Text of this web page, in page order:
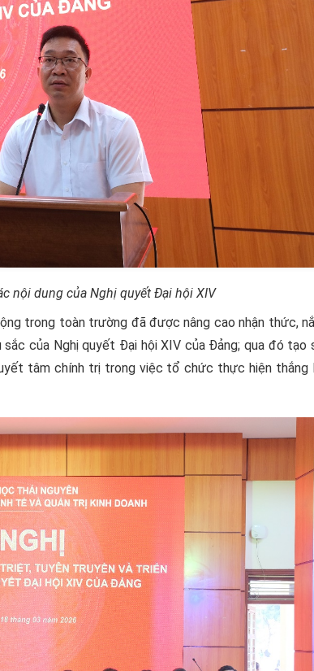
nội dung của Nghị quyết Đại hội XIV
trong toàn trường đã được nâng cao nhận thức,
của Nghị quyết Đại hội XIV của Đảng; qua đó tạo
tâm chính trị trong việc tổ chức thực hiện thắng